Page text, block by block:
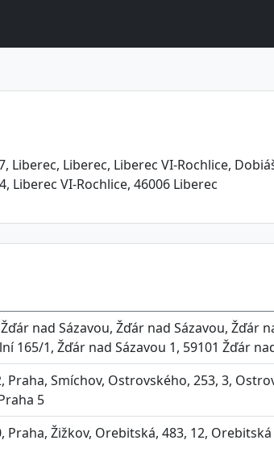
Liberec, Liberec, Liberec VI-Rochlice,
Liberec VI-Rochlice, 46006 Liberec
nad Sázavou, Žďár nad Sázavou, Žďár
165/1, Žďár nad Sázavou 1, 59101 Žďár
Praha, Smíchov, Ostrovského, 253, 3,
5
Praha, Žižkov, Orebitská, 483, 12,